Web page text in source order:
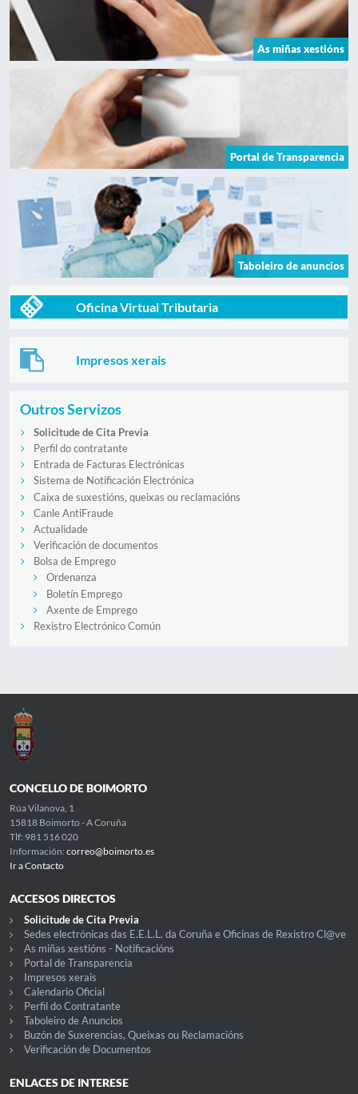
As miñas xestións
Portal de Transparencia
Taboleiro de anuncios
Oficina Virtual Tributaria
Impresos xerais
Outros Servizos
Solicitude de Cita Previa
Perfil do contratante
Entrada de Facturas Electrónicas
Sistema de Notificación Electrónica
Caixa de suxestións, queixas ou reclamacións
Canle AntiFraude
Actualidade
Verificación de documentos
Bolsa de Emprego
Ordenanza
Boletín Emprego
Axente de Emprego
Rexistro Electrónico Común
CONCELLO DE BOIMORTO
Rúa Vilanova, 1
15818 Boimorto - A Coruña
Tlf: 981 516 020
Información: correo@boimorto.es
Ir a Contacto
ACCESOS DIRECTOS
Solicitude de Cita Previa
Sedes electrónicas das E.E.L.L. da Coruña e Oficinas de Rexistro Cl@ve
As miñas xestións - Notificacións
Portal de Transparencia
Impresos xerais
Calendario Oficial
Perfil do Contratante
Taboleiro de Anuncios
Buzón de Suxerencias, Queixas ou Reclamacións
Verificación de Documentos
ENLACES DE INTERESE